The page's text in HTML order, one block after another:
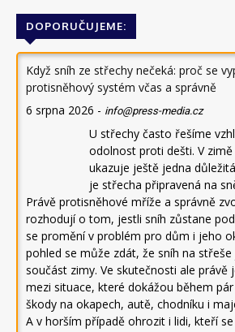
DOPORUČUJEME:
Když sníh ze střechy nečeká: proč se
protisněhový systém včas a správně
6 srpna 2026 - info@press-media.cz
U střechy často řešíme
odolnost proti dešti. V
ukazuje ještě jedna
je střecha připravená na
Právě protisněhové mříže a správně
rozhodují o tom, jestli sníh zůstane
se promění v problém pro dům i jeho
pohled se může zdát, že sníh na
součást zimy. Ve skutečnosti ale právě
mezi situace, které dokážou během
škody na okapech, autě, chodníku i
A v horším případě ohrozit i lidi, kteří